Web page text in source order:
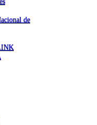
de